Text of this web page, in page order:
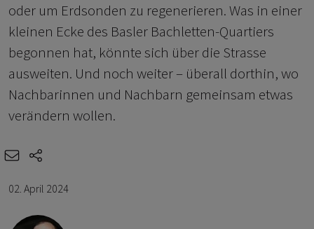
oder um Erdsonden zu regenerieren. Was in einer
kleinen Ecke des Basler Bachletten-Quartiers
begonnen hat, könnte sich über die Strasse
ausweiten. Und noch weiter – überall dorthin, wo
Nachbarinnen und Nachbarn gemeinsam etwas
verändern wollen.
e-mail
02. April 2024